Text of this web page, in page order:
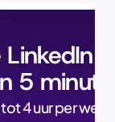
5
4 uur per